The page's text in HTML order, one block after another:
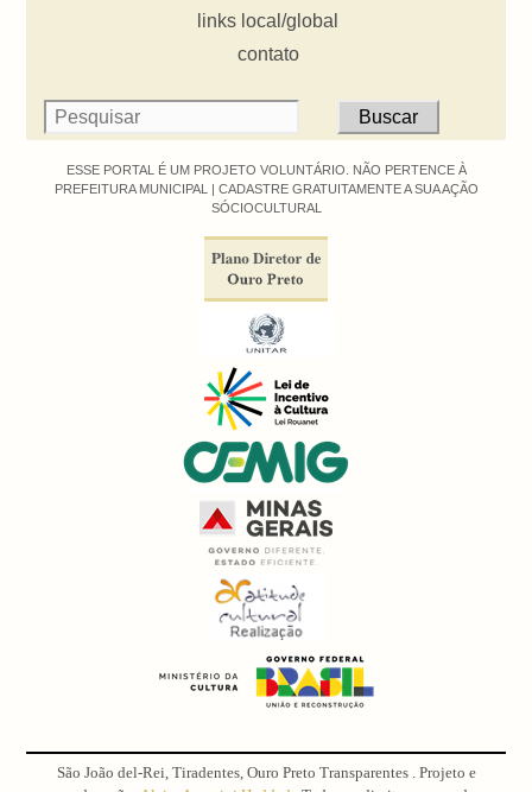
links local/global
contato
ESSE PORTAL É UM PROJETO VOLUNTÁRIO. NÃO PERTENCE À
PREFEITURA MUNICIPAL | CADASTRE GRATUITAMENTE A SUA AÇÃO
SÓCIOCULTURAL
São João del-Rei, Tiradentes, Ouro Preto Transparentes . Projeto e